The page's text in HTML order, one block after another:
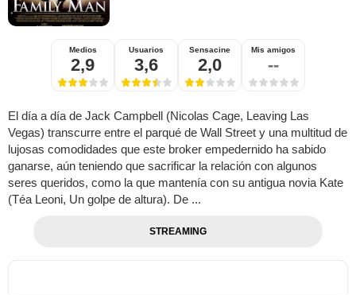
Medios
2,9
Usuarios
3,6
Sensacine
2,0
Mis amigos
--
El día a día de Jack Campbell (Nicolas Cage, Leaving Las
Vegas) transcurre entre el parqué de Wall Street y una multitud de
lujosas comodidades que este broker empedernido ha sabido
ganarse, aún teniendo que sacrificar la relación con algunos
seres queridos, como la que mantenía con su antigua novia Kate
(Téa Leoni, Un golpe de altura). De ...
STREAMING